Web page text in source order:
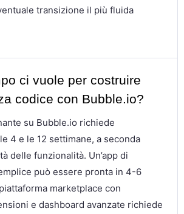
transizione il più fluida
ci vuole per costruire
codice con Bubble.io?
su Bubble.io richiede
4 e le 12 settimane, a seconda
delle funzionalità. Un’app di
può essere pronta in 4-6
marketplace con
e dashboard avanzate richiede